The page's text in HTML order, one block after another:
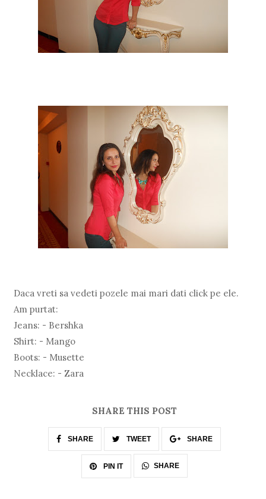
Daca vreti sa vedeti pozele mai mari dati click pe ele.
Am purtat:
Jeans: - Bershka
Shirt: - Mango
Boots: - Musette
Necklace: - Zara
SHARE THIS POST
SHARE TWEET SHARE
PIN IT SHARE